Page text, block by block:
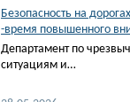
Безопасность на
-время повышенного
Департамент по
ситуациям и…